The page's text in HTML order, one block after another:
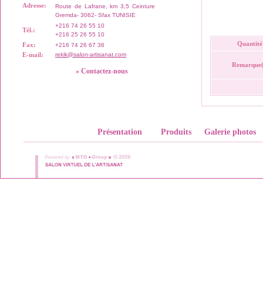
Adresse:
Route de Lafrane, km 3,5 Ceinture
Gremda- 3062- Sfax TUNISIE
Tél.:
+216 74 26 55 10
+216 25 26 55 10
Fax: +216 74 26 67 36
E-mail: rekik@salon-artisanat.com
» Contactez-nous
Quantité
Présentation Produits Galerie photos